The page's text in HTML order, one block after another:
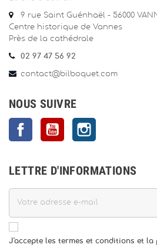
9 rue Saint Guénhaël - 56000
Centre historique de Vannes
Près de la cathédrale
02 97 47 56 92
contact@bilboquet.com
NOUS SUIVRE
FacebookYouTube
LETTRE D'INFORMATIONS
J'accepte les termes et conditions et la